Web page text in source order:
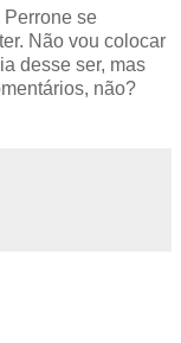
se
Não vou colocar
desse ser, mas
não?